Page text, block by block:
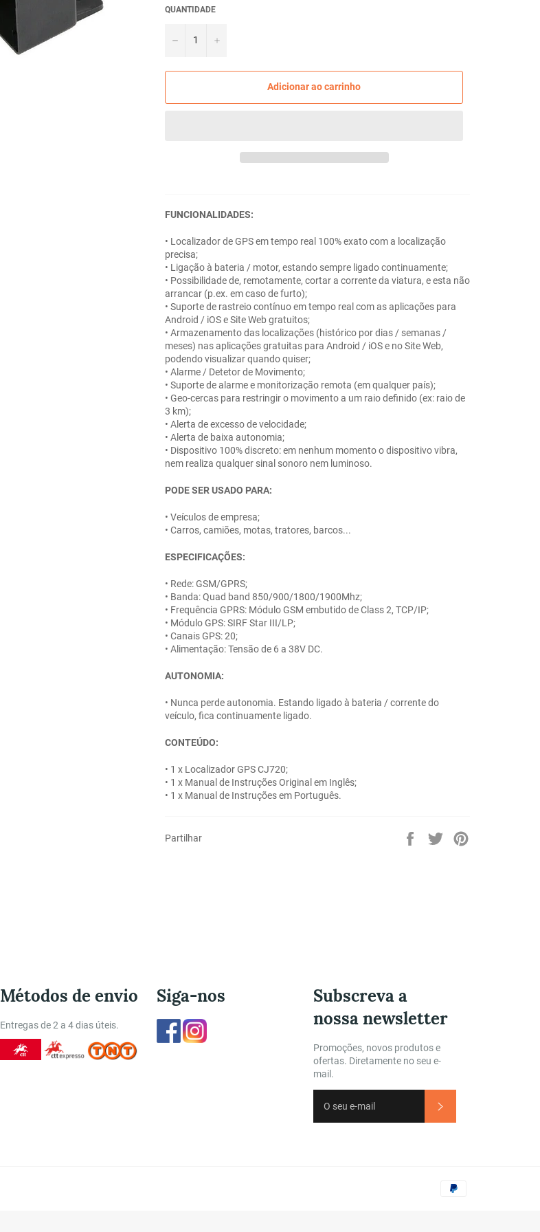
QUANTIDADE
− +
Adicionar ao carrinho
FUNCIONALIDADES:
• Localizador de GPS em tempo real 100% exato com a localização
precisa;
• Ligação à bateria / motor, estando sempre ligado continuamente;
• Possibilidade de, remotamente, cortar a corrente da viatura, e esta não
arrancar (p.ex. em caso de furto);
• Suporte de rastreio contínuo em tempo real com as aplicações para
Android / iOS e Site Web gratuitos;
• Armazenamento das localizações (histórico por dias / semanas /
meses) nas aplicações gratuitas para Android / iOS e no Site Web,
podendo visualizar quando quiser;
• Alarme / Detetor de Movimento;
• Suporte de alarme e monitorização remota (em qualquer país);
• Geo-cercas para restringir o movimento a um raio definido (ex: raio de
3 km);
• Alerta de excesso de velocidade;
• Alerta de baixa autonomia;
• Dispositivo 100% discreto: em nenhum momento o dispositivo vibra,
nem realiza qualquer sinal sonoro nem luminoso.
PODE SER USADO PARA:
• Veículos de empresa;
• Carros, camiões, motas, tratores, barcos...
ESPECIFICAÇÕES:
• Rede: GSM/GPRS;
• Banda: Quad band 850/900/1800/1900Mhz;
• Frequência GPRS: Módulo GSM embutido de Class 2, TCP/IP;
• Módulo GPS: SIRF Star III/LP;
• Canais GPS: 20;
• Alimentação: Tensão de 6 a 38V DC.
AUTONOMIA:
• Nunca perde autonomia. Estando ligado à bateria / corrente do
veículo, fica continuamente ligado.
CONTEÚDO:
• 1 x Localizador GPS CJ720;
• 1 x Manual de Instruções Original em Inglês;
• 1 x Manual de Instruções em Português.
Partilhar
Partilhe Twittar
Métodos de envio
Entregas de 2 a 4 dias úteis.
Siga-nos
FacebookInstagram
Subscreva a
nossa newsletter
Promoções, novos produtos e
ofertas. Diretamente no seu e-
mail.